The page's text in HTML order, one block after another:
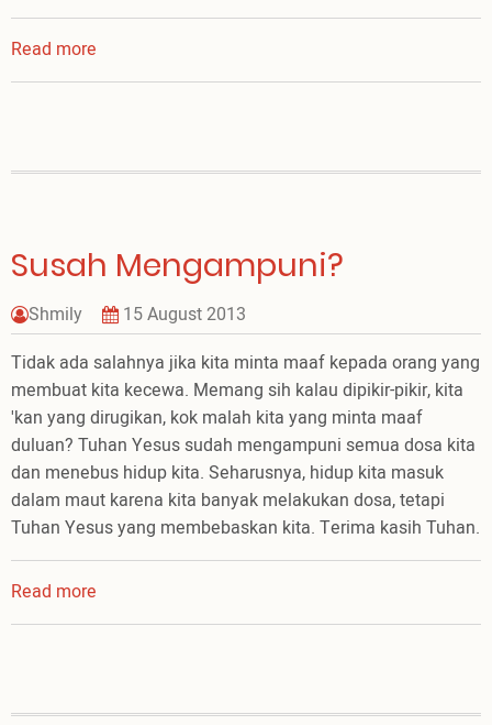
Read more
Mengobrol
Susah Mengampuni?
Shmily
15 August 2013
Tidak ada salahnya jika kita minta maaf kepada orang yang
membuat kita kecewa. Memang sih kalau dipikir-pikir, kita
'kan yang dirugikan, kok malah kita yang minta maaf
duluan? Tuhan Yesus sudah mengampuni semua dosa kita
dan menebus hidup kita. Seharusnya, hidup kita masuk
dalam maut karena kita banyak melakukan dosa, tetapi
Tuhan Yesus yang membebaskan kita. Terima kasih Tuhan.
Read more
Susah